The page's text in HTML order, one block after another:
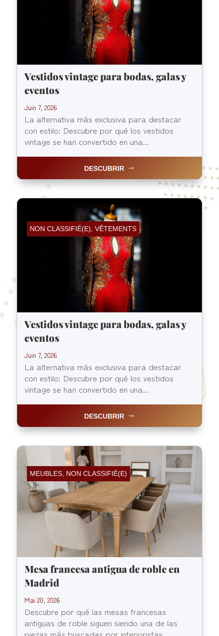
Vestidos vintage para bodas, galas y
eventos
Juin 7, 2026
La alternativa más exclusiva para destacar
con estilo: Descubre por qué los vestidos
vintage se han convertido en una...
DESCUBRIR
NON CLASSIFIÉ(E) VÊTEMENTS
Vestidos vintage para bodas, galas y
eventos
Juin 7, 2026
La alternativa más exclusiva para destacar
con estilo: Descubre por qué los vestidos
vintage se han convertido en una...
DESCUBRIR
MEUBLES, NON CLASSIFIÉ(E)
Mesa francesa antigua de roble en
Madrid
Mai 20, 2026
Descubre por qué las mesas francesas
antiguas de roble siguen siendo una de las